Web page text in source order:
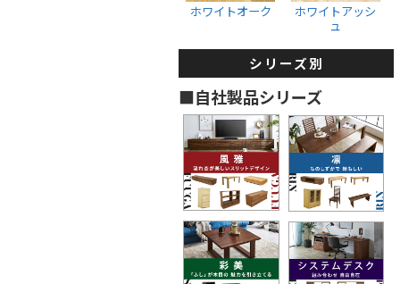
ホワイトアッシュ
タンス・着物箪笥
ホワイトオーク
ホワイトアッシ
ュ
シリーズ別
■自社製品シリーズ